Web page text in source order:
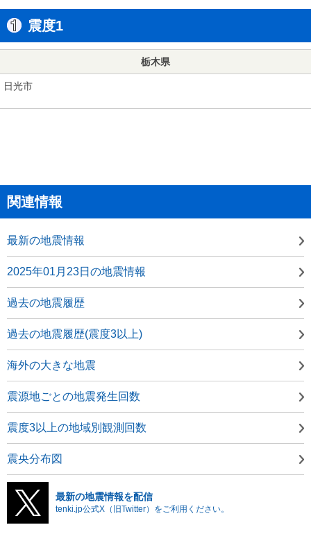
震度1
栃木県
日光市
関連情報
最新の地震情報
2025年01月23日の地震情報
過去の地震履歴
過去の地震履歴(震度3以上)
海外の大きな地震
震源地ごとの地震発生回数
震度3以上の地域別観測回数
震央分布図
最新の地震情報を配信
tenki.jp公式X（旧Twitter）をご利用ください。